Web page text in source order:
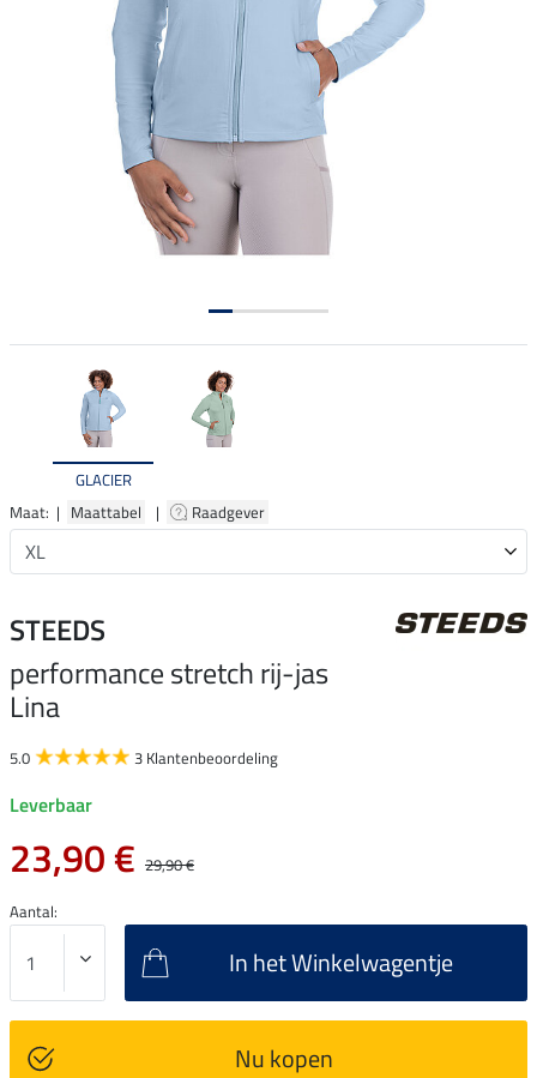
GLACIER
Maat: | Maattabel | Raadgever
STEEDS
performance stretch rij-jas
Lina
5.0 3 Klantenbeoordeling
Leverbaar
23,90 € 29,90 €
Aantal:
In het Winkelwagentje
Nu kopen